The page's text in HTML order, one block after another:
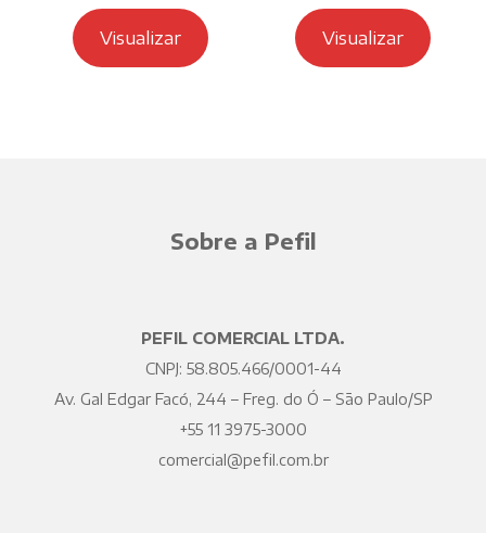
Visualizar Visualizar
Sobre a Pefil
PEFIL COMERCIAL LTDA.
CNPJ: 58.805.466/0001-44
Av. Gal Edgar Facó, 244 – Freg. do Ó – São Paulo/SP
+55 11 3975-3000
comercial@pefil.com.br